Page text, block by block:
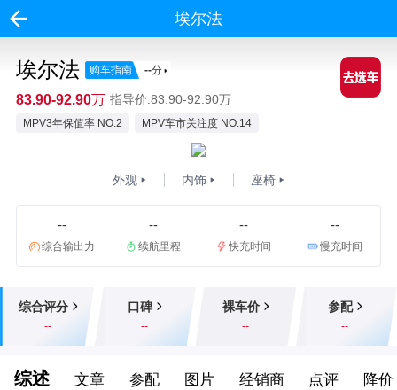
埃尔法
埃尔法 购车指南 --分
83.90-92.90万 指导价:83.90-92.90万
MPV3年保值率 NO.2 MPV车市关注度 NO.14
外观 内饰 座椅
--
综合输出力
--
续航里程
--
快充时间
--
慢充时间
综合评分
--
口碑
--
裸车价
--
参配
--
综述 文章 参配 图片 经销商 点评 降价